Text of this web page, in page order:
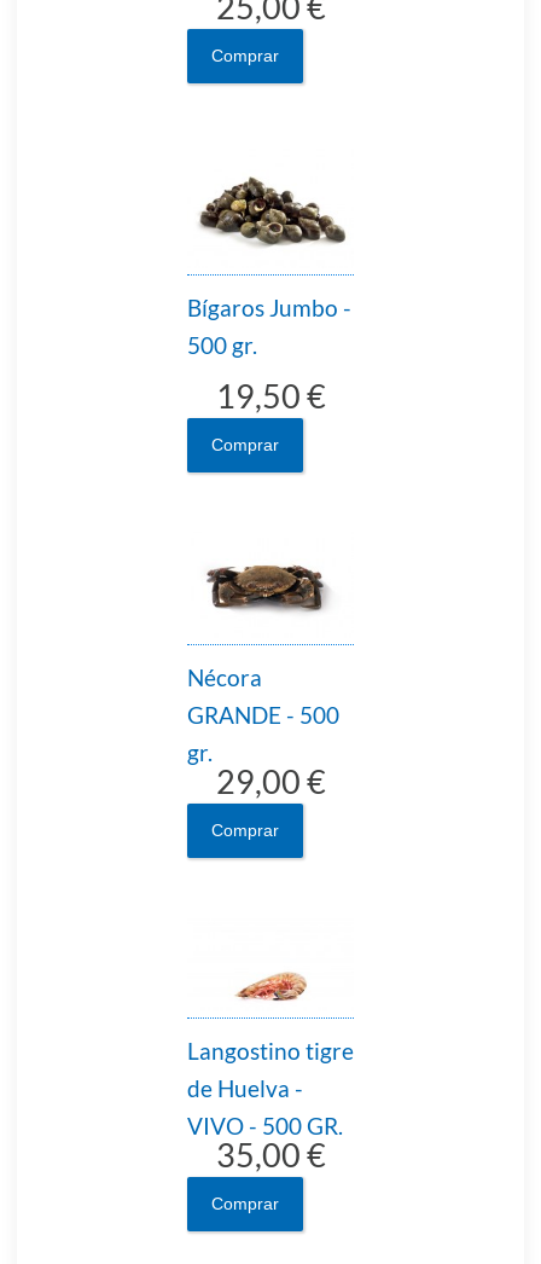
Comprar
Bígaros Jumbo -
500 gr.
19,50 €
Comprar
Nécora
GRANDE - 500
gr.
29,00 €
Comprar
Langostino tigre
de Huelva -
VIVO - 500 GR.
35,00 €
Comprar